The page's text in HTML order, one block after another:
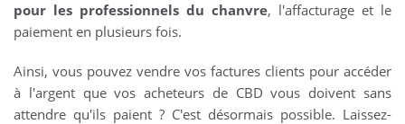
pour les professionnels du chanvre, l'affacturage et le
paiement en plusieurs fois.
Ainsi, vous pouvez vendre vos factures clients pour accéder
à l'argent que vos acheteurs de CBD vous doivent sans
attendre qu'ils paient ? C'est désormais possible. Laissez-